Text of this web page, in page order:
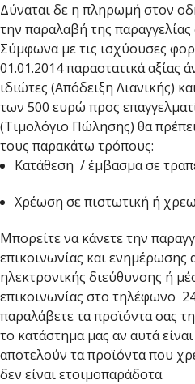
Δύναται δε η πληρωμή στον
την παραλαβή της
Σύμφωνα με τις ισχύουσες
01.01.2014 παραστατικά αξίας
ιδιώτες (Απόδειξη Λιανικής)
των 500 ευρώ προς
(Τιμολόγιο Πώλησης) θα
τους παρακάτω τρόπους:
Κατάθεση / έμβασμα σε
Χρέωση σε πιστωτική ή
Μπορείτε να κάνετε την
επικοινωνίας και ενημέρωσης
ηλεκτρονικής διεύθυνσης ή
επικοινωνίας στο τηλέφωνο
παραλάβετε τα προϊόντα σας
το κατάστημα μας αν αυτά
αποτελούν τα προϊόντα που
δεν είναι ετοιμοπαράδοτα.